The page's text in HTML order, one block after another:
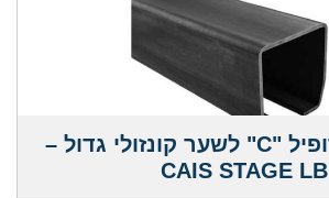
מסילה בפרופיל "C" לשער קונזולי גדול –
CAIS STAGE LB